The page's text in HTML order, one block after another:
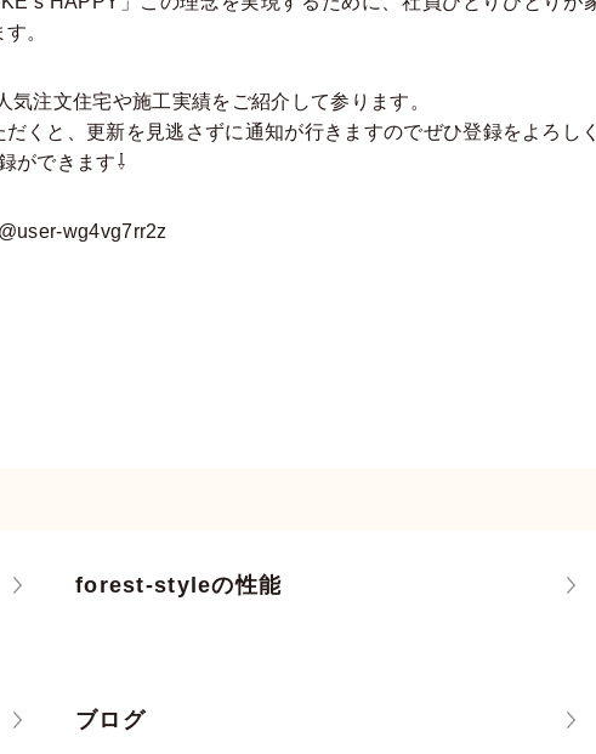
。
気注⽂住宅や施⼯実績をご紹介して参ります。
くと、更新を⾒逃さずに通知が⾏きますのでぜひ登録をよろし
ができます⇩
wg4vg7rr2z
forest-styleの性能
ブログ